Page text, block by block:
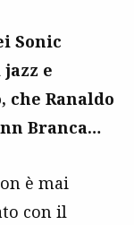
Sonic
e
che Ranaldo
Branca…
è mai
con il